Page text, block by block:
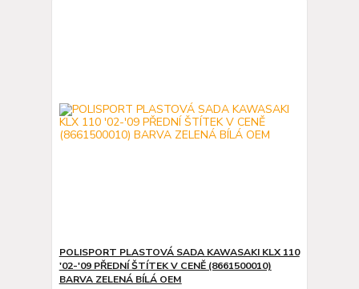
POLISPORT PLASTOVÁ SADA KAWASAKI KLX 110
'02-'09 PŘEDNÍ ŠTÍTEK V CENĚ (8661500010)
BARVA ZELENÁ BÍLÁ OEM